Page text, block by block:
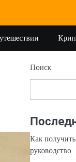
Поиск
Как
руководство